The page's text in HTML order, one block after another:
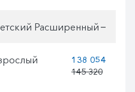
Расширенный —
138 054
145 320